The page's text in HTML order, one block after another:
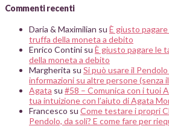
Commenti recenti
Daria & Maximilian su È giusto pagare
truffa della moneta a debito
Enrico Contini su È giusto pagare le
della moneta a debito
Margherita su Si può usare il
informazioni su altre persone (senza
Agata su #58 – Comunica con i tuoi
tua intuizione con l’aiuto di Agata
Francesco su Come testare i propri
Pendolo, da soli? E come fare per